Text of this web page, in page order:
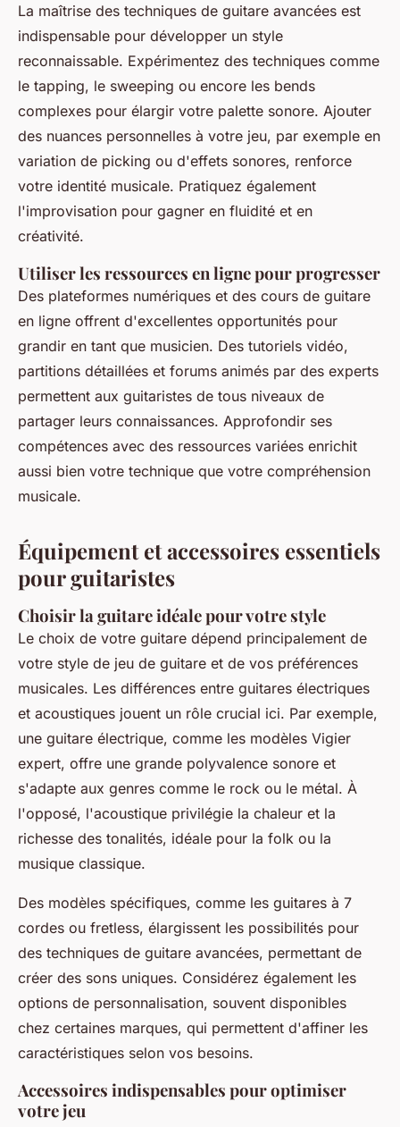
La maîtrise des techniques de guitare avancées est
indispensable pour développer un style
reconnaissable. Expérimentez des techniques comme
le tapping, le sweeping ou encore les bends
complexes pour élargir votre palette sonore. Ajouter
des nuances personnelles à votre jeu, par exemple en
variation de picking ou d'effets sonores, renforce
votre identité musicale. Pratiquez également
l'improvisation pour gagner en fluidité et en
créativité.
Utiliser les ressources en ligne pour progresser
Des plateformes numériques et des cours de guitare
en ligne offrent d'excellentes opportunités pour
grandir en tant que musicien. Des tutoriels vidéo,
partitions détaillées et forums animés par des experts
permettent aux guitaristes de tous niveaux de
partager leurs connaissances. Approfondir ses
compétences avec des ressources variées enrichit
aussi bien votre technique que votre compréhension
musicale.
Équipement et accessoires essentiels
pour guitaristes
Choisir la guitare idéale pour votre style
Le choix de votre guitare dépend principalement de
votre style de jeu de guitare et de vos préférences
musicales. Les différences entre guitares électriques
et acoustiques jouent un rôle crucial ici. Par exemple,
une guitare électrique, comme les modèles Vigier
expert, offre une grande polyvalence sonore et
s'adapte aux genres comme le rock ou le métal. À
l'opposé, l'acoustique privilégie la chaleur et la
richesse des tonalités, idéale pour la folk ou la
musique classique.
Des modèles spécifiques, comme les guitares à 7
cordes ou fretless, élargissent les possibilités pour
des techniques de guitare avancées, permettant de
créer des sons uniques. Considérez également les
options de personnalisation, souvent disponibles
chez certaines marques, qui permettent d'affiner les
caractéristiques selon vos besoins.
Accessoires indispensables pour optimiser
votre jeu